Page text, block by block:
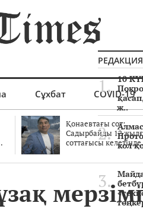
Сұхбат COVID-19
Қонаевтағы сот:
Садырбайды 12
соттағысы
10
ж..
кол